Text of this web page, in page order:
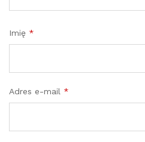
Imię *
Adres e-mail *